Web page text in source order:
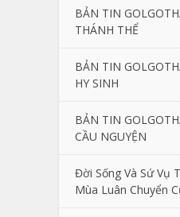
BẢN TIN
THÁNH THỂ
BẢN TIN
HY SINH
BẢN TIN
CẦU NGUYỆN
Đời Sống Và Sứ Vụ
Mùa Luân Chuyển